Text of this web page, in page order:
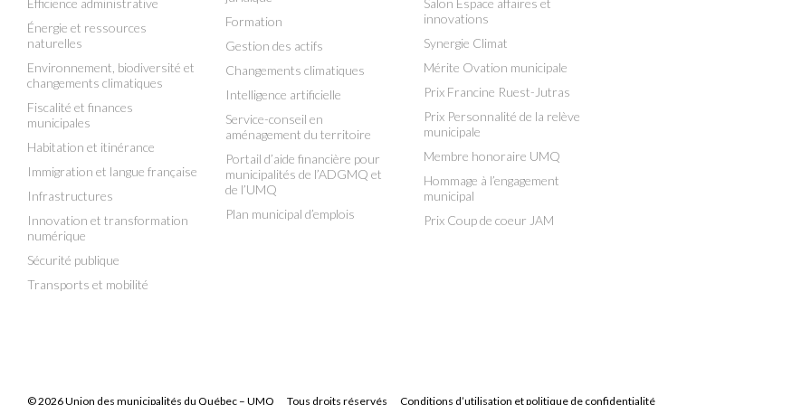
Efficience administrative
Énergie et ressources
naturelles
Environnement, biodiversité et
changements climatiques
Fiscalité et finances
municipales
Habitation et itinérance
Immigration et langue française
Infrastructures
Innovation et transformation
numérique
Sécurité publique
Transports et mobilité
Formation
Gestion des actifs
Changements climatiques
Intelligence artificielle
Service-conseil en
aménagement du territoire
Portail d’aide financière pour
municipalités de l’ADGMQ et
de l’UMQ
Plan municipal d’emplois
Salon Espace affaires et
innovations
Synergie Climat
Mérite Ovation municipale
Prix Francine Ruest-Jutras
Prix Personnalité de la relève
municipale
Membre honoraire UMQ
Hommage à l’engagement
municipal
Prix Coup de coeur JAM
© 2026 Union des municipalités du Québec – UMQ Tous droits réservés Conditions d’utilisation et politique de confidentialité